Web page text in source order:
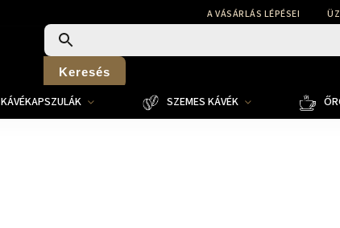
A VÁSÁRLÁS LÉPÉSEI
Keresés
KÁVÉKAPSZULÁK SZEMES KÁVÉK